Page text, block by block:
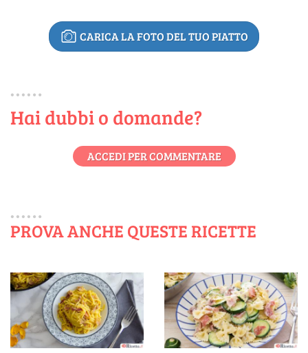
CARICA LA FOTO DEL TUO PIATTO
Hai dubbi o domande?
ACCEDI PER COMMENTARE
PROVA ANCHE QUESTE RICETTE